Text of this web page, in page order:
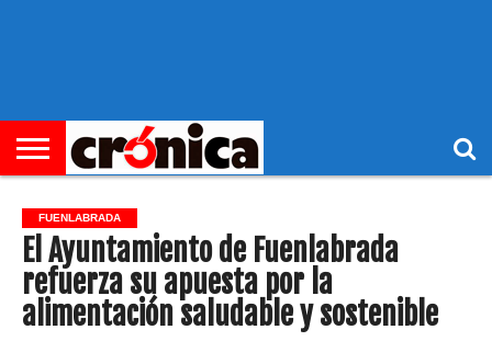
FUENLABRADA
El Ayuntamiento de Fuenlabrada
refuerza su apuesta por la
alimentación saludable y sostenible